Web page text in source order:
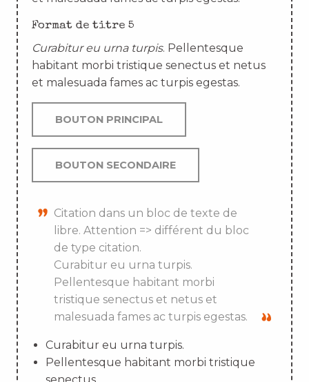
Format de titre 5
Curabitur eu urna turpis. Pellentesque
habitant morbi tristique senectus et netus
et malesuada fames ac turpis egestas.
BOUTON PRINCIPAL
BOUTON SECONDAIRE
Citation dans un bloc de texte de
libre. Attention => différent du bloc
de type citation.
Curabitur eu urna turpis.
Pellentesque habitant morbi
tristique senectus et netus et
malesuada fames ac turpis egestas.
Curabitur eu urna turpis.
Pellentesque habitant morbi tristique